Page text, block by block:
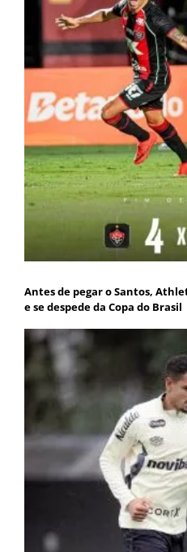
Antes de pegar o Santos,
e se despede da Copa do Brasil